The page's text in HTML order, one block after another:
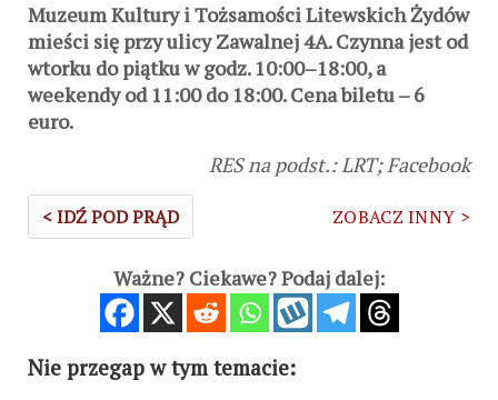
Muzeum Kultury i Tożsamości Litewskich Żydów
mieści się przy ulicy Zawalnej 4A. Czynna jest od
wtorku do piątku w godz. 10:00–18:00, a
weekendy od 11:00 do 18:00. Cena biletu – 6
euro.
RES na podst.: LRT; Facebook
< IDŹ POD PRĄD ZOBACZ INNY >
Ważne? Ciekawe? Podaj dalej:
Nie przegap w tym temacie: